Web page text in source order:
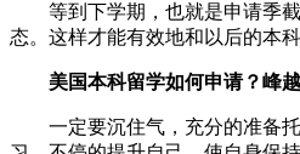
等到下学期，也就是申请季截
态。这样才能有效地和以后的本
美国本科留学如何申请？峰越
一定要沉住气，充分的准备托